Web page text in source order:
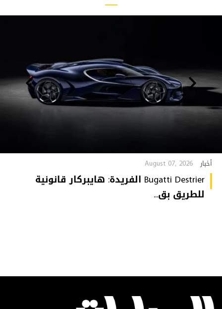
أخبار August 07, 2026
Bugatti Destrier الفريدة: هايبركار قانونية
للطريق بق...